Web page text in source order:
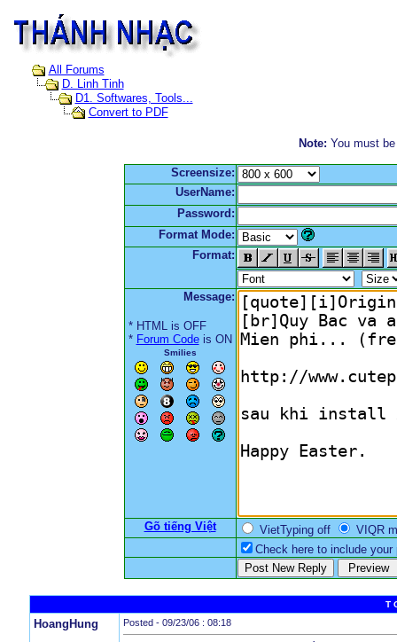
All Forums
D. Linh Tinh
D1. Softwares, Tools...
Convert to PDF
Note: You must
Screensize:
UserName:
Password:
Format Mode:
Format:
Message:
* HTML is OFF
* Forum Codeis ON
Smilies
Gõ tiếng Việt VietTyping off
VIQR
Check here to include your
T
HoangHung Posted - 09/23/06 : 08:18